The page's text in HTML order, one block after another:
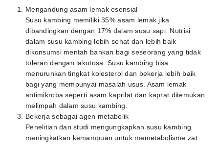
Mengandung asam lemak esensial
Susu kambing memiliki 35% asam lemak jika
dibandingkan dengan 17% dalam susu sapi. Nutrisi
dalam susu kambing lebih sehat dan lebih baik
dikonsumsi mentah bahkan bagi seseorang yang tidak
toleran dengan lakotosa. Susu kambing bisa
menurunkan tingkat kolesterol dan bekerja lebih baik
bagi yang mempunyai masalah usus. Asam lemak
antimikroba seperti asam kaprilat dan kaprat ditemukan
melimpah dalam susu kambing.
Bekerja sebagai agen metabolik
Penelitian dan studi mengungkapkan susu kambing
meningkatkan kemampuan untuk memetabolisme zat